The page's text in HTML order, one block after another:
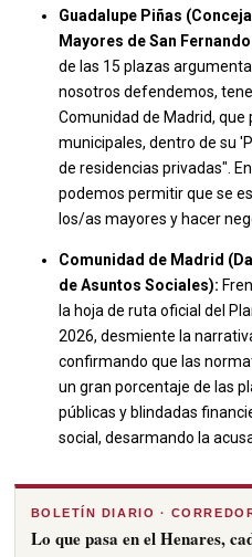
Guadalupe Piñas
Mayores de San
de las 15 plazas
nosotros defendemos,
Comunidad de Madrid,
municipales, dentro de su
de residencias privadas".
podemos permitir que se
los/as mayores y hacer
Comunidad de Madrid
de Asuntos Sociales):
la hoja de ruta oficial del
2026, desmiente la
confirmando que las
un gran porcentaje de las
públicas y blindadas
social, desarmando la
BOLETÍN DIARIO ·
Lo que pasa en el Henares,